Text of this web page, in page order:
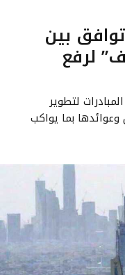
بين
لرفع
لتطوير
وعوائدها بما يواكب